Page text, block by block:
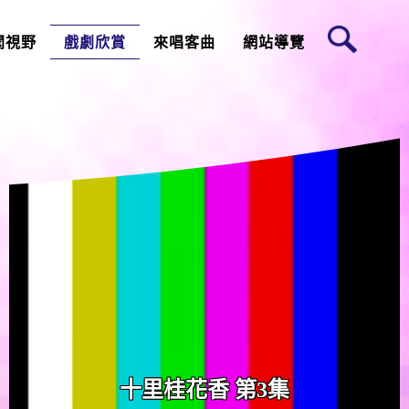
視野 戲劇欣賞 來唱客曲 網站導覽
十里桂花香 第3集